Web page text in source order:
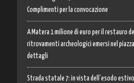
Complimenti per la convocazione
A Matera 1 milione di euro per il restauro
ritrovamenti archeologici emersi nel
dettagli
Strada statale 7: in vista dell’esodo